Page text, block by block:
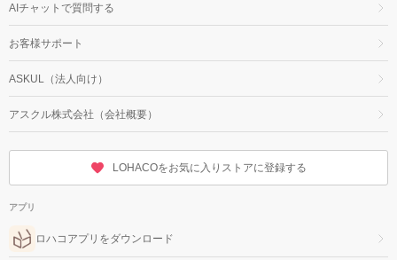
AIチャットで質問する
お客様サポート
ASKUL（法人向け）
アスクル株式会社（会社概要）
LOHACOをお気に入りストアに登録する
アプリ
ロハコアプリをダウンロード